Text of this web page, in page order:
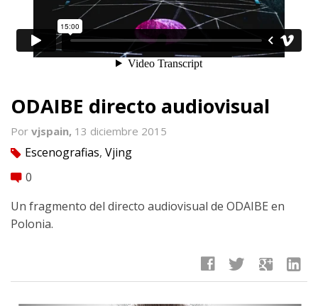
ODAIBE directo audiovisual
Por vjspain, 13 diciembre 2015
tag Escenografias, Vjing
comment 0
Un fragmento del directo audiovisual de ODAIBE en
Polonia.
facebook twitter google linkedin